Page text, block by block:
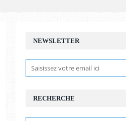
NEWSLETTER
RECHERCHE